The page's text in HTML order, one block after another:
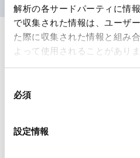
解析の各サードパーティに情
で収集された情報は、ユーザ
た際に収集された情報と組み
よって使用されることがありま
必須
設定情報
仕様
電気的仕様(照光部定格)
環境仕様